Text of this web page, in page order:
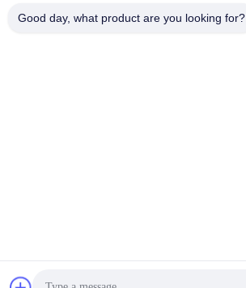
Good day, what product are you looking for?